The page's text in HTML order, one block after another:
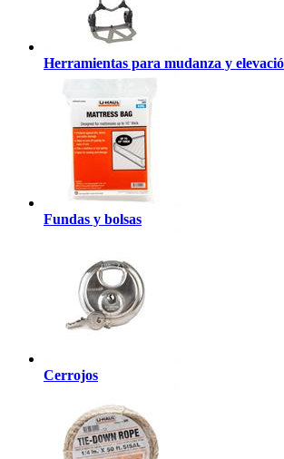
Herramientas para mudanza y
Fundas y bolsas
Cerrojos